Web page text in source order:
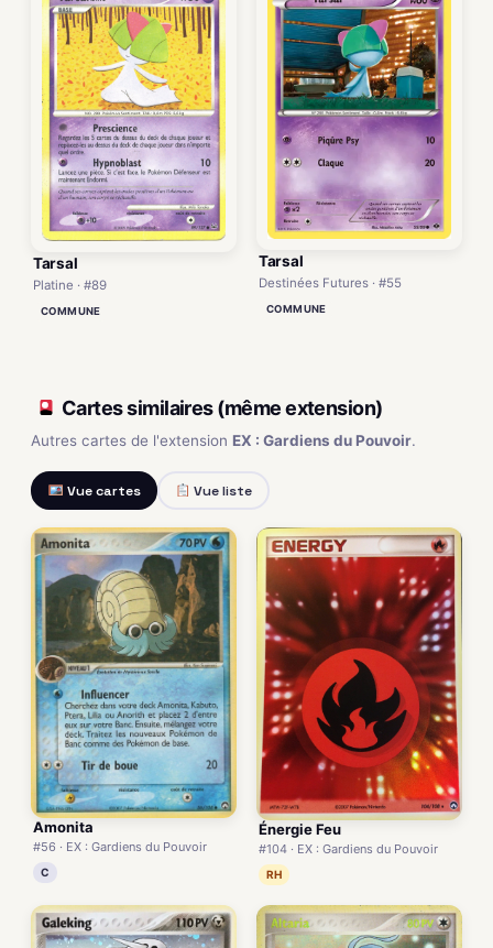
Tarsal
Platine · #89
COMMUNE
Tarsal
Destinées Futures · #55
COMMUNE
Cartes similaires (même extension)
Autres cartes de l'extension EX : Gardiens du Pouvoir.
Vue cartes Vue liste
Amonita
#56 · EX : Gardiens du Pouvoir
C
Énergie Feu
#104 · EX : Gardiens du Pouvoir
RH